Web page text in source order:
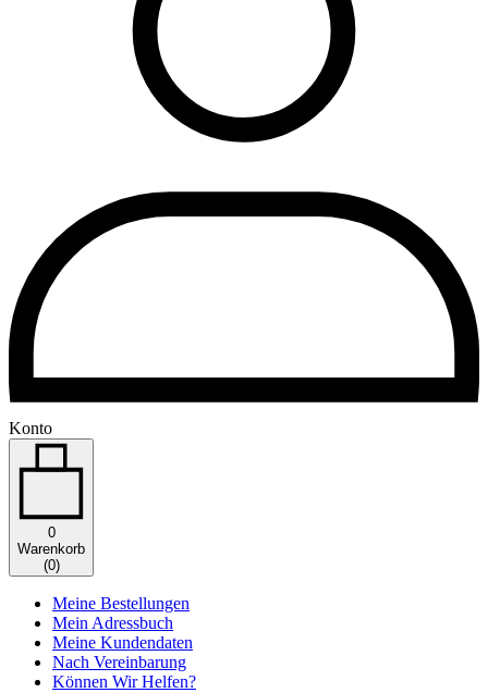
Konto
0
Warenkorb
(0)
Meine Bestellungen
Mein Adressbuch
Meine Kundendaten
Nach Vereinbarung
Können Wir Helfen?